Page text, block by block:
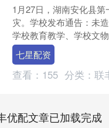
1月27日，湖南安化县第
灾。学校发布通告：未
学校教育教学、学校文
民区均未受火情影响。
2026年1月27日1....
七星配资
查看： 155 分类： 联
优配文章已加载完成